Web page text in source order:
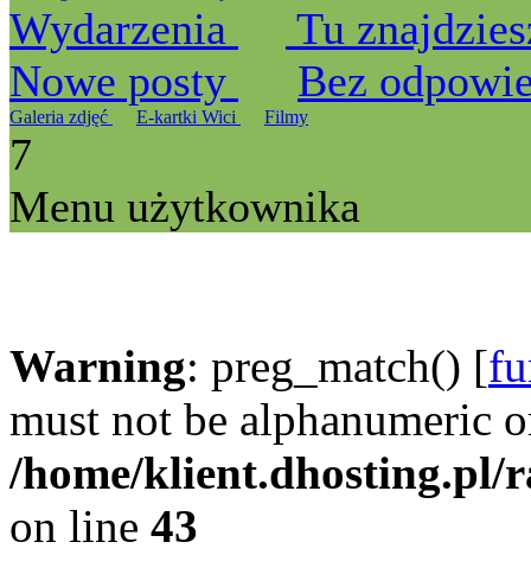
Wydarzenia
Tu
Nowe posty
Bez
Galeria zdjęć E-kartki Wici Filmy
7
Menu użytkownika
Warning: preg_match() [
must not be alphanumeric
/home/klient.dhosting.pl/
on line 43